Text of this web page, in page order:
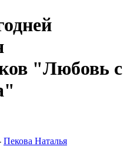
"Любовь с
Пекова Наталья